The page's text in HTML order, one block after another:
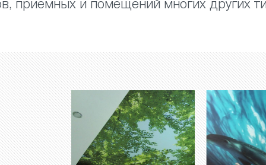
приемных и помещений многих других